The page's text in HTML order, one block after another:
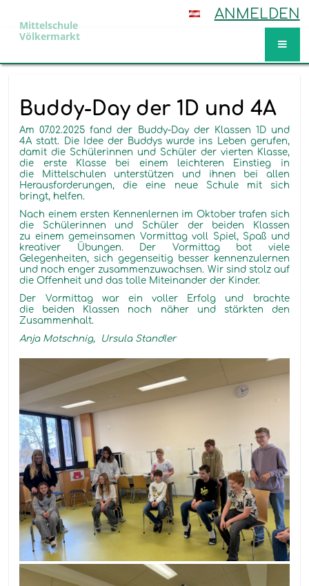
ANMELDEN
Mittelschule
Völkermarkt
Buddy-Day der 1D und 4A
Am 07.02.2025 fand der Buddy-Day der Klassen 1D und
4A statt. Die Idee der Buddys wurde ins Leben gerufen,
damit die Schülerinnen und Schüler der vierten Klasse,
die erste Klasse bei einem leichteren Einstieg in
die Mittelschulen unterstützen und ihnen bei allen
Herausforderungen, die eine neue Schule mit sich
bringt, helfen.
Nach einem ersten Kennenlernen im Oktober trafen sich
die Schülerinnen und Schüler der beiden Klassen
zu einem gemeinsamen Vormittag voll Spiel, Spaß und
kreativer Übungen. Der Vormittag bot viele
Gelegenheiten, sich gegenseitig besser kennenzulernen
und noch enger zusammenzuwachsen. Wir sind stolz auf
die Offenheit und das tolle Miteinander der Kinder.
Der Vormittag war ein voller Erfolg und brachte
die beiden Klassen noch näher und stärkten den
Zusammenhalt.
Anja Motschnig, Ursula Standler